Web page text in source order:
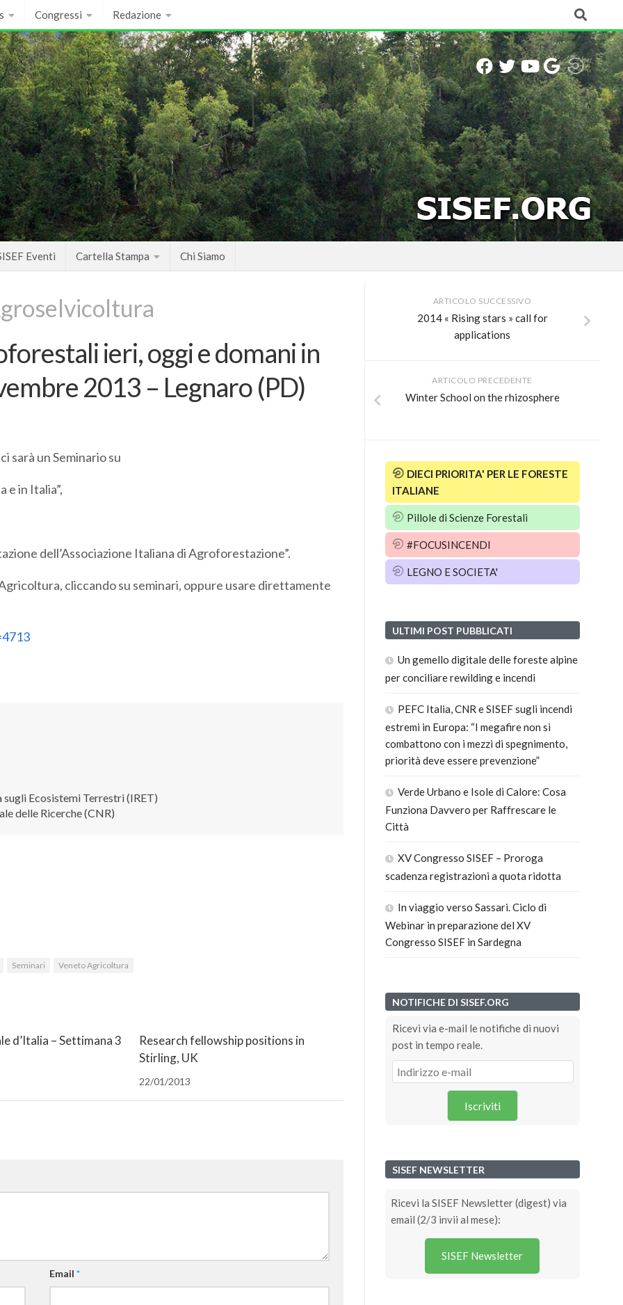
Congressi Redazione
Eventi Cartella Stampa Chi Siamo
ieri, oggi e domani in
2013 – Legnaro (PD)
sarà un Seminario su
e in Italia”,
dell’Associazione Italiana di Agroforestazione”.
cliccando su seminari, oppure usare direttamente
Ecosistemi Terrestri (IRET)
delle Ricerche (CNR)
Seminari Veneto Agricoltura
d’Italia – Settimana 3
Research fellowship positions in
Stirling, UK
22/01/2013
Email *
ARTICOLO SUCCESSIVO
2014 « Rising stars » call for
applications
ARTICOLO PRECEDENTE
Winter School on the rhizosphere
DIECI PRIORITA' PER LE FORESTE
ITALIANE
Pillole di Scienze Forestali
#FOCUSINCENDI
LEGNO E SOCIETA'
ULTIMI POST PUBBLICATI
Un gemello digitale delle foreste alpine
per conciliare rewilding e incendi
PEFC Italia, CNR e SISEF sugli incendi
estremi in Europa: “I megafire non si
combattono con i mezzi di spegnimento,
priorità deve essere prevenzione”
Verde Urbano e Isole di Calore: Cosa
Funziona Davvero per Raffrescare le
Città
XV Congresso SISEF – Proroga
scadenza registrazioni a quota ridotta
In viaggio verso Sassari. Ciclo di
Webinar in preparazione del XV
Congresso SISEF in Sardegna
NOTIFICHE DI SISEF.ORG
Ricevi via e-mail le notifiche di nuovi
post in tempo reale.
Iscriviti
SISEF NEWSLETTER
Ricevi la SISEF Newsletter (digest) via
email (2/3 invii al mese):
SISEF Newsletter